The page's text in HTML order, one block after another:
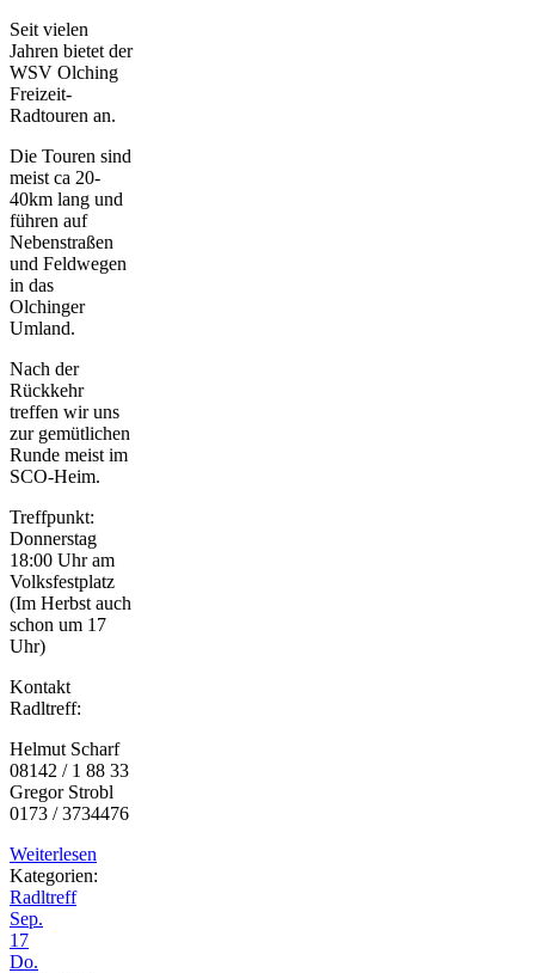
Seit vielen
Jahren bietet der
WSV Olching
Freizeit-
Radtouren an.
Die Touren sind
meist ca 20-
40km lang und
führen auf
Nebenstraßen
und Feldwegen
in das
Olchinger
Umland.
Nach der
Rückkehr
treffen wir uns
zur gemütlichen
Runde meist im
SCO-Heim.
Treffpunkt:
Donnerstag
18:00 Uhr am
Volksfestplatz
(Im Herbst auch
schon um 17
Uhr)
Kontakt
Radltreff:
Helmut Scharf
08142 / 1 88 33
Gregor Strobl
0173 / 3734476
Weiterlesen
Kategorien:
Radltreff
Sep.
17
Do.